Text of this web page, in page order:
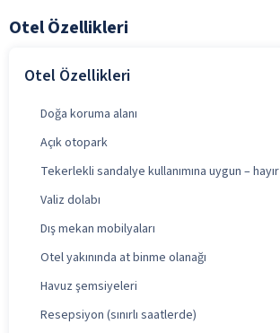
Otel Özellikleri
Otel Özellikleri
Doğa koruma alanı
Açık otopark
Tekerlekli sandalye kullanımına uygun – hayır
Valiz dolabı
Dış mekan mobilyaları
Otel yakınında at binme olanağı
Havuz şemsiyeleri
Resepsiyon (sınırlı saatlerde)